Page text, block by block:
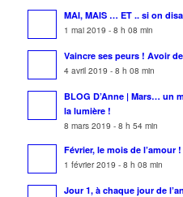
MAI, MAIS … ET .. si on
1 mai 2019 - 8 h 08 min
Vaincre ses peurs ! Avoir
4 avril 2019 - 8 h 08 min
BLOG D’Anne | Mars… un
la lumière !
8 mars 2019 - 8 h 54 min
Février, le mois de l’amour !
1 février 2019 - 8 h 08 min
Jour 1, à chaque jour de